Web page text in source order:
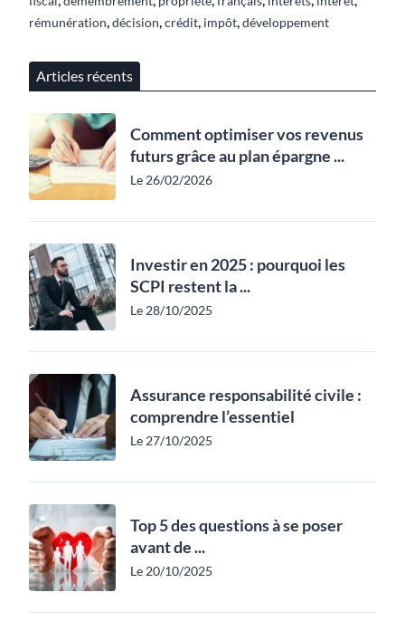
rémunération,décision,crédit, impôt,développement
Articles récents
Comment optimiser vos revenus
futurs grâce au plan épargne ...
Le 26/02/2026
Investir en 2025 : pourquoi les
SCPI restent la ...
Le 28/10/2025
Assurance responsabilité civile :
comprendre l’essentiel
Le 27/10/2025
Top 5 des questions à se poser
avant de ...
Le 20/10/2025